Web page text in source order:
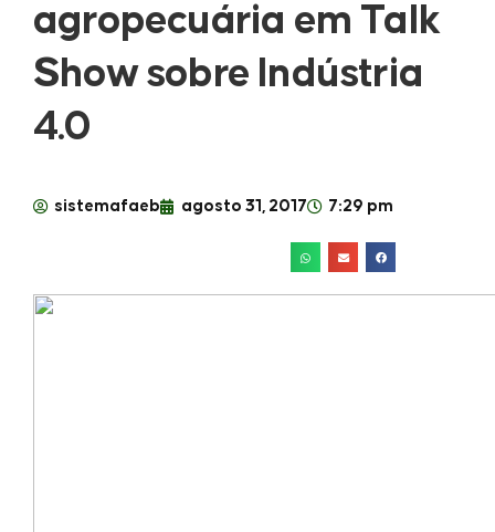
agropecuária em Talk
Show sobre Indústria
4.0
sistemafaeb agosto 31, 2017 7:29 pm